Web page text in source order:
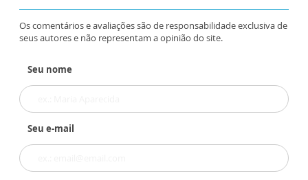
Os comentários e avaliações são de responsabilidade exclusiva de
seus autores e não representam a opinião do site.
Seu nome
Seu e-mail